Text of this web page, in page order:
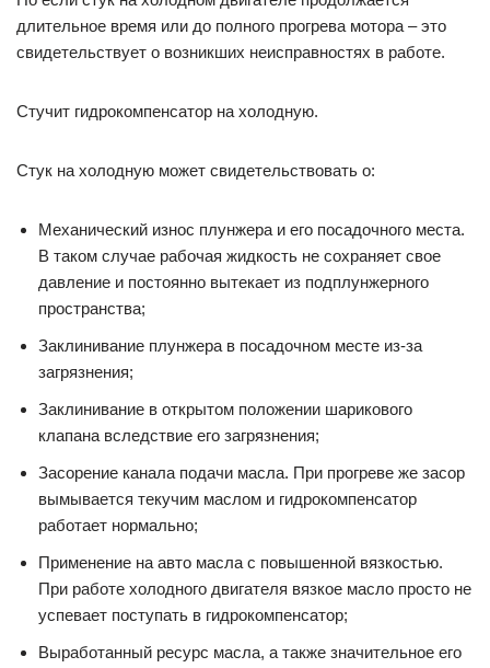
длительное время или до полного прогрева мотора – это
свидетельствует о возникших неисправностях в работе.
Стучит гидрокомпенсатор на холодную.
Стук на холодную может свидетельствовать о:
Механический износ плунжера и его посадочного места.
В таком случае рабочая жидкость не сохраняет свое
давление и постоянно вытекает из подплунжерного
пространства;
Заклинивание плунжера в посадочном месте из-за
загрязнения;
Заклинивание в открытом положении шарикового
клапана вследствие его загрязнения;
Засорение канала подачи масла. При прогреве же засор
вымывается текучим маслом и гидрокомпенсатор
работает нормально;
Применение на авто масла с повышенной вязкостью.
При работе холодного двигателя вязкое масло просто не
успевает поступать в гидрокомпенсатор;
Выработанный ресурс масла, а также значительное его